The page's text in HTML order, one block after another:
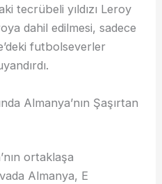
tecrübeli yıldızı Leroy
dahil edilmesi, sadece
futbolseverler
Almanya’nın Şaşırtan
ortaklaşa
Almanya, E